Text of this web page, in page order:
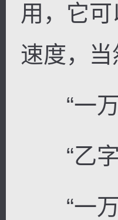
用，它
速度，
“一万
“乙字
“一万